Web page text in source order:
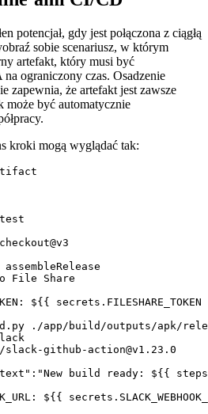
potencjał, gdy jest połączona z ciągłą
sobie scenariusz, w którym
artefakt, który musi być
ograniczony czas. Osadzenie
zapewnia, że artefakt jest zawsze
może być automatycznie
kroki mogą wyglądać tak:
assembleRelease
File Share
${{ secrets.FILESHARE_TOKEN
./app/build/outputs/apk/
github-action@v1.23.0
build ready: ${{